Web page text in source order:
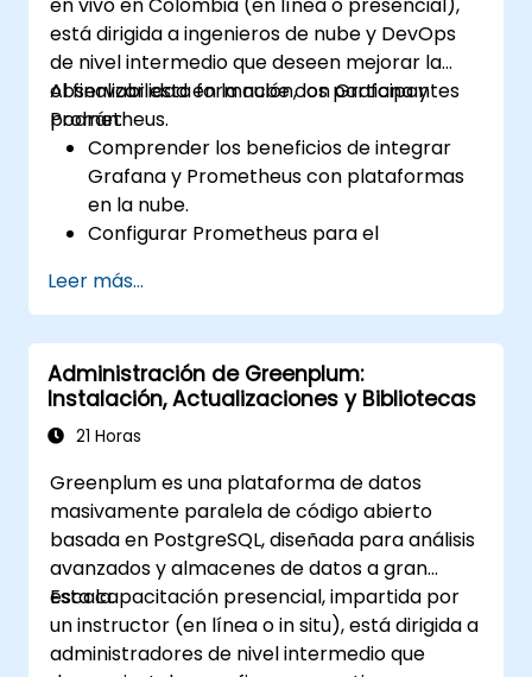
está dirigida a ingenieros de nube y DevOps
de nivel intermedio que deseen mejorar la
observabilidad en la nube con Grafana y
Prometheus.
Al finalizar esta formación, los participantes
podrán:
Comprender los beneficios de integrar
Grafana y Prometheus con plataformas
en la nube.
Configurar Prometheus para el
nube.
Configurar Grafana para visualizar
métricas de servicios en la nube.
Aprovechar herramientas e
integraciones nativas de la nube para
escalar el monitoreo.
Leer más...
Administración de Greenplum:
Instalación, Actualizaciones y Bibliotecas
21 Horas
Greenplum es una plataforma de datos
masivamente paralela de código abierto
basada en PostgreSQL, diseñada para análisis
avanzados y almacenes de datos a gran
escala.
Esta capacitación presencial, impartida por
un instructor (en línea o in situ), está dirigida a
administradores de nivel intermedio que